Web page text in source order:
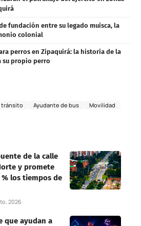
fundación entre su legado muisca, la
colonial
perros en Zipaquirá: la historia de la
su propio perro
tránsito Ayudante de bus Movilidad
de la calle
y promete
los tiempos de
2026
que ayudan a